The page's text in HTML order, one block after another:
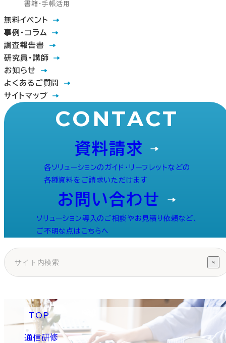
書籍・手帳活用
無料イベント
事例・コラム
調査報告書
研究員・講師
お知らせ
よくあるご質問
サイトマップ
CONTACT
資料請求
各ソリューションのガイド・リーフレットなどの
各種資料をご請求いただけます
お問い合わせ
ソリューション導入のご相談やお見積り依頼など、
ご不明な点はこちらへ
TOP
通信研修